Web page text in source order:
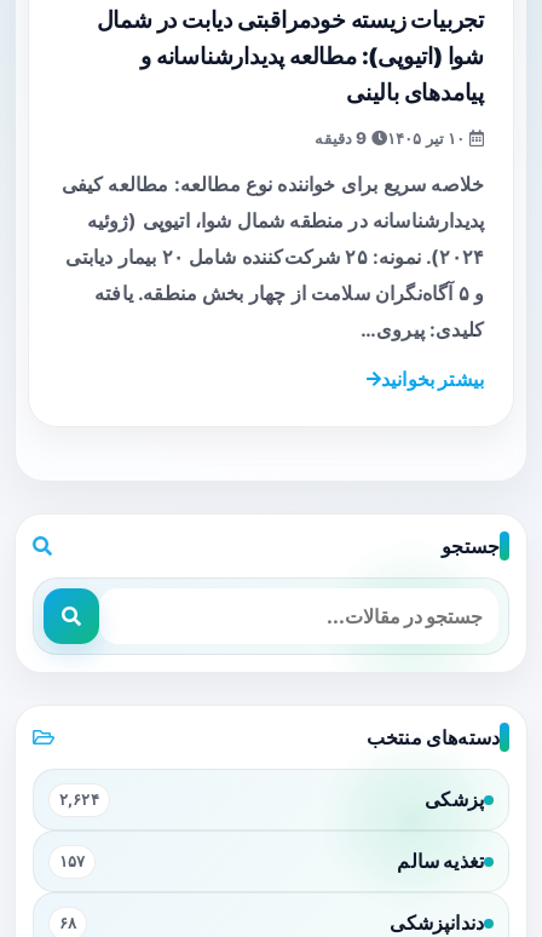
تجربیات زیسته خودمراقبتی دیابت در شمال
شوا (اتیوپی): مطالعه پدیدارشناسانه و
پیامدهای بالینی
خلاصه سریع برای خواننده نوع مطالعه: مطالعه کیفی
پدیدارشناسانه در منطقه شمال شوا، اتیوپی (ژوئیه
۲۰۲۴). نمونه: ۲۵ شرکت‌کننده شامل ۲۰ بیمار دیابتی
و ۵ آگاه‌نگران سلامت از چهار بخش منطقه. یافته
کلیدی: پیروی…
بیشتر بخوانید
جستجو
دسته‌های منتخب
پزشکی ۲,۶۲۴
تغذیه سالم ۱۵۷
دندانپزشکی ۶۸